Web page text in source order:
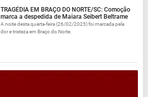
TRAGÉDIA EM BRAÇO DO NORTE/SC: Comoção
marca a despedida de Maiara Seibert Beltrame
A noite desta quarta-feira (26/02/2025) foi marcada pela
dor e tristeza em Braço do Norte.